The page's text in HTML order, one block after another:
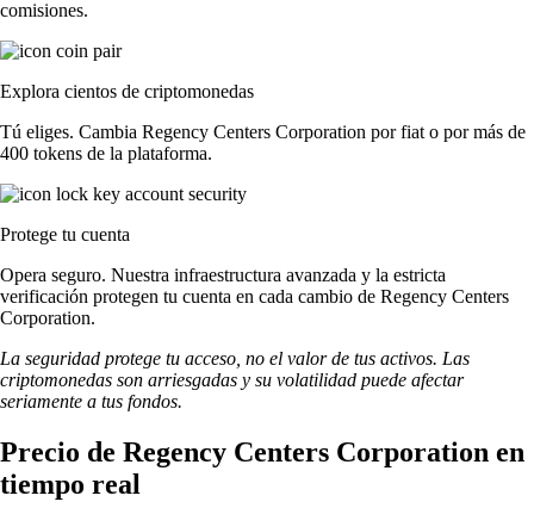
comisiones.
Explora cientos de criptomonedas
Tú eliges. Cambia Regency Centers Corporation por fiat o por más de
400 tokens de la plataforma.
Protege tu cuenta
Opera seguro. Nuestra infraestructura avanzada y la estricta
verificación protegen tu cuenta en cada cambio de Regency Centers
Corporation.
La seguridad protege tu acceso, no el valor de tus activos. Las
criptomonedas son arriesgadas y su volatilidad puede afectar
seriamente a tus fondos.
Precio de Regency Centers Corporation en
tiempo real